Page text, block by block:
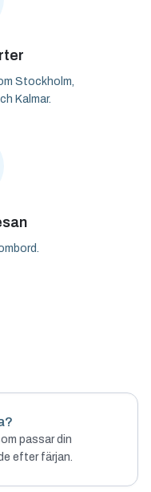
Stockholm,
Kalmar.
passar din
efter färjan.